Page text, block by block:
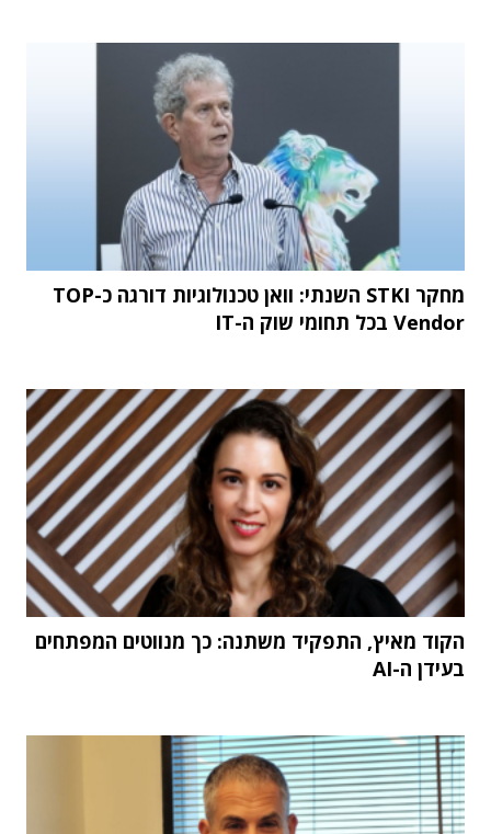
מחקר STKI השנתי: וואן טכנולוגיות דורגה כ-TOP
Vendor בכל תחומי שוק ה-IT
הקוד מאיץ, התפקיד משתנה: כך מנווטים המפתחים
בעידן ה-AI